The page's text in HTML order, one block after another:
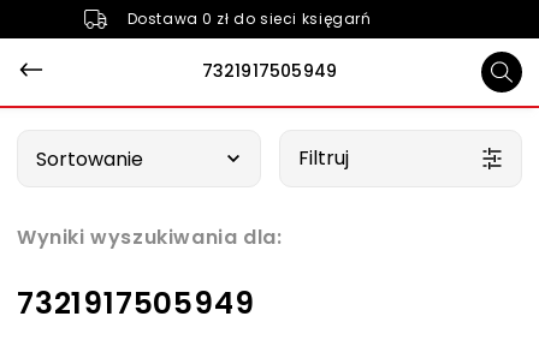
Dostawa 0 zł do sieci księgarń
7321917505949
Wyniki wyszukiwania dla:
7321917505949
Sortowanie Filtruj